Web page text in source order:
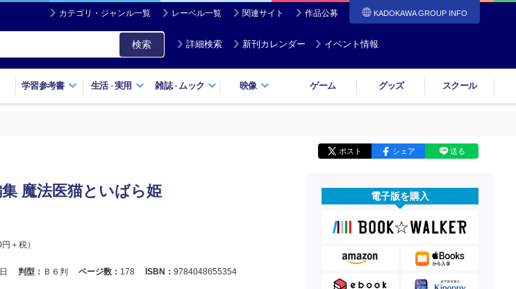
カテゴリ・ジャンル一覧 レーベル一覧 関連サイト 作品公募 KADOKAWA GROUP INFO
検索 詳細検索 新刊カレンダー イベント情報
学習参考書 生活・実用 雑誌・ ムック 映像 ゲーム グッズ スクール
ポスト シェア 送る
魔法医猫といばら姫
円＋税）
判型： Ｂ６判 ページ数： 178 ISBN： 9784048655354
電子版を購入